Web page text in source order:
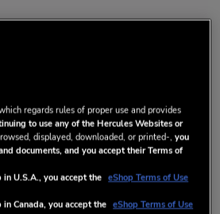
jaque de 3,5 mm
áudio entre dois jaques de 3,5 mm, em
dispositivos dotados de um jaque de 3,5
regards rules of proper use and provides
to use any of the Hercules Websites or
displayed, downloaded, or printed-,you
documents, and you accept their Terms of
U.S.A., you accept the eShop Terms of Use
Canada, you accept the eShop Terms of Use